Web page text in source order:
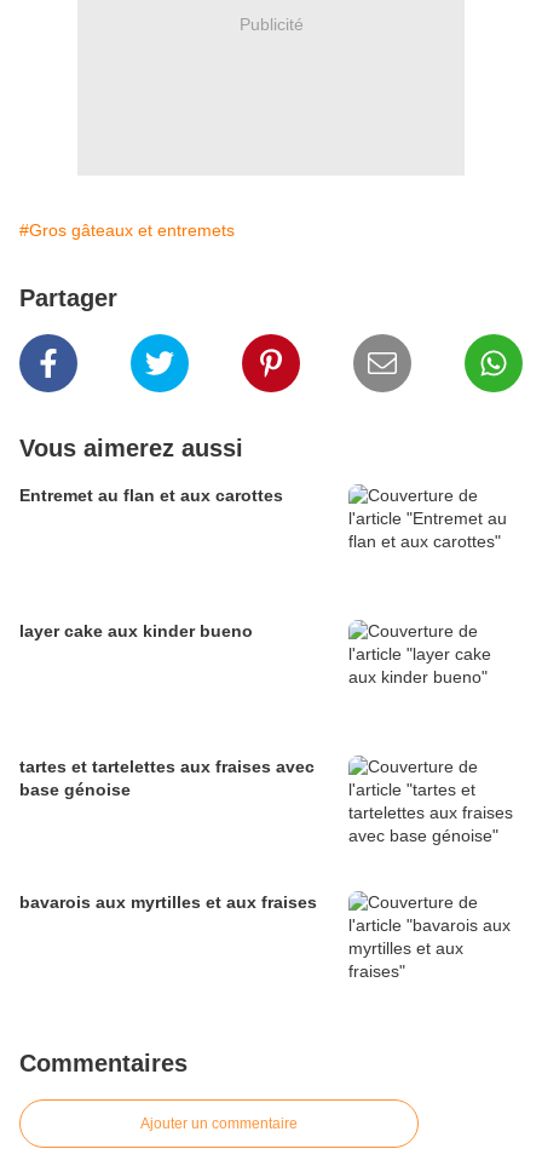
Publicité
#Gros gâteaux et entremets
Partager
Vous aimerez aussi
Entremet au flan et aux carottes
layer cake aux kinder bueno
tartes et tartelettes aux fraises avec
base génoise
bavarois aux myrtilles et aux fraises
Commentaires
Ajouter un commentaire